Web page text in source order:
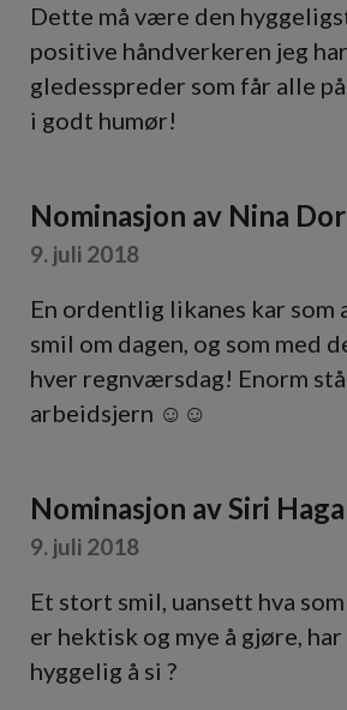
Dette må være den
positive håndverkeren jeg
gledesspreder som får alle
i godt humør!
Nominasjon av Nina
9. juli 2018
En ordentlig likanes kar som
smil om dagen, og som med
hver regnværsdag! Enorm
arbeidsjern ☺️☺️
Nominasjon avSiri
9. juli 2018
Et stort smil, uansett hva
er hektisk og mye å gjøre,
hyggelig å si ?